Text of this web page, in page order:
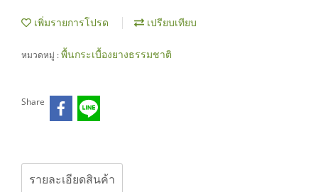
เพิ่มรายการโปรด เปรียบเทียบ
หมวดหมู่ :พื้นกระเบื้องยางธรรมชาติ
Share
รายละเอียดสินค้า